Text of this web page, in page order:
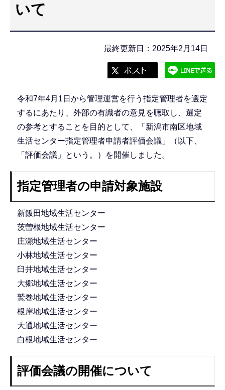
いて
最終更新日：2025年2月14日
令和7年4月1日から管理運営を行う指定管理者を選定
するにあたり、外部の有識者の意見を聴取し、選定
の参考とすることを目的として、「新潟市南区地域
生活センター指定管理者申請者評価会議」（以下、
「評価会議」という。）を開催しました。
指定管理者の申請対象施設
新飯田地域生活センター
茨曽根地域生活センター
庄瀬地域生活センター
小林地域生活センター
臼井地域生活センター
大郷地域生活センター
鷲巻地域生活センター
根岸地域生活センター
大通地域生活センター
白根地域生活センター
評価会議の開催について